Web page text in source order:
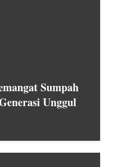
Sumpah
Unggul